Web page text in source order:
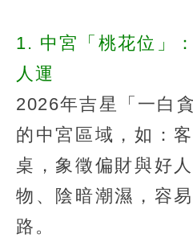
1. 中宮「桃花位」
人運
2026年吉星「一白
的中宮區域，如：
桌，象徵偏財與好
物、陰暗潮濕，容
路。